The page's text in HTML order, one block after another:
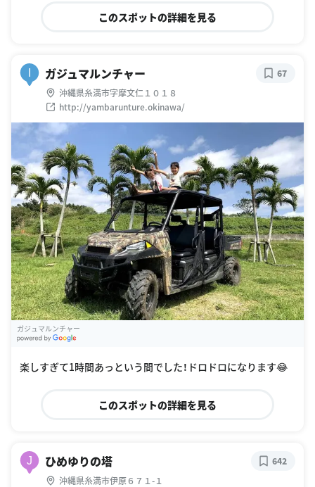
このスポットの詳細を見る
I ガジュマルンチャー
沖縄県糸満市字摩文仁１０１８
http://yambarunture.okinawa/
67
ガジュマルンチャー
楽しすぎて1時間あっという間でした！ドロドロになります😂
このスポットの詳細を見る
J ひめゆりの塔
沖縄県糸満市伊原６７１-１
642